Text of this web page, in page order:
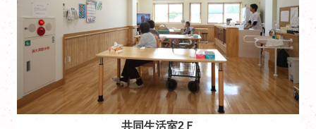
共同生活室2Ｆ